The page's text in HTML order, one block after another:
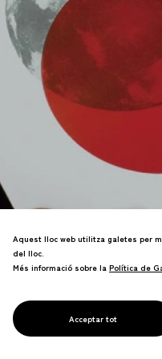
PROPOSTA
COOL JAPAN
Aquest lloc web utilitza galetes per
del lloc.
Més informació sobre la Política de
Política de
Acceptar tot